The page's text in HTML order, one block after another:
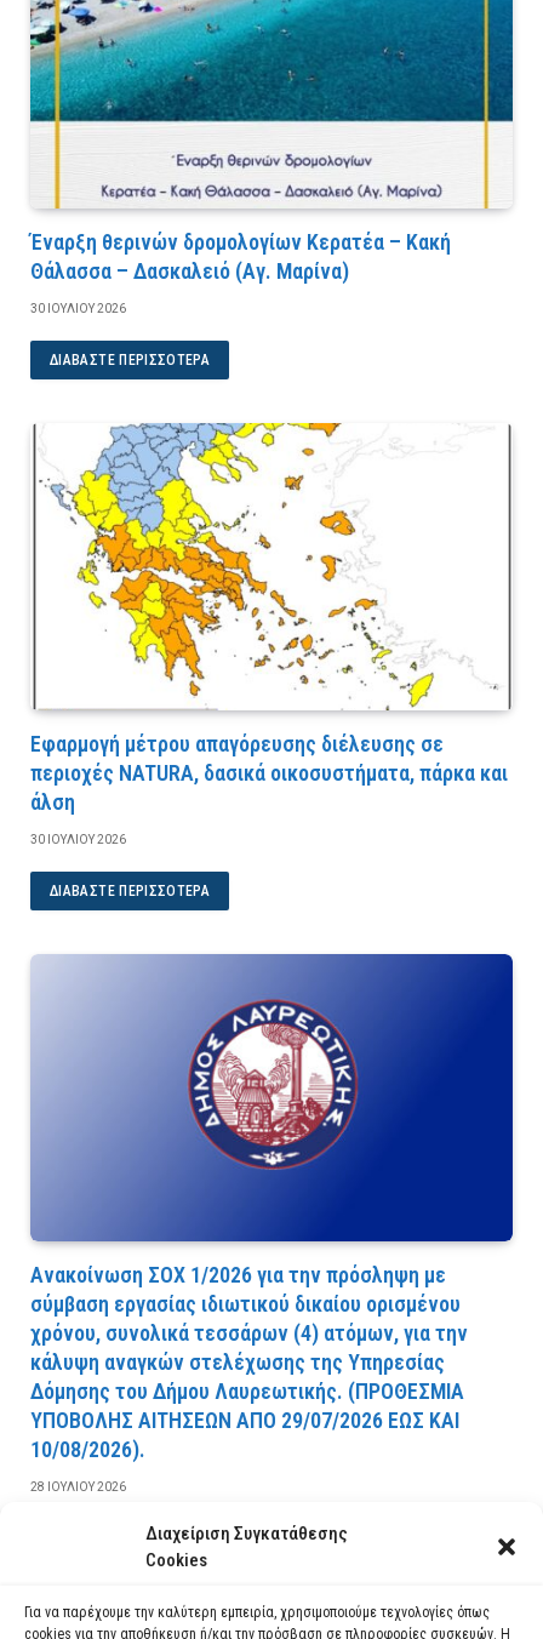
Διαχείριση Συγκατάθεσης
Cookies
Για να παρέχουμε την καλύτερη εμπειρία, χρησιμοποιούμε τεχνολογίες όπως
cookies για την αποθήκευση ή/και την πρόσβαση σε πληροφορίες συσκευών. Η
Έναρξη θερινών δρομολογίων Κερατέα – Κακή
Θάλασσα – Δασκαλειό (Αγ. Μαρίνα)
30 ΙΟΥΛΊΟΥ 2026
ΔΙΑΒΆΣΤΕ ΠΕΡΙΣΣΌΤΕΡΑ
Εφαρμογή μέτρου απαγόρευσης διέλευσης σε
περιοχές NATURA, δασικά οικοσυστήματα, πάρκα και
άλση
30 ΙΟΥΛΊΟΥ 2026
ΔΙΑΒΆΣΤΕ ΠΕΡΙΣΣΌΤΕΡΑ
Ανακοίνωση ΣΟΧ 1/2026 για την πρόσληψη με
σύμβαση εργασίας ιδιωτικού δικαίου ορισμένου
χρόνου, συνολικά τεσσάρων (4) ατόμων, για την
κάλυψη αναγκών στελέχωσης της Υπηρεσίας
Δόμησης του Δήμου Λαυρεωτικής. (ΠPOΘEΣMIA
YΠOBOΛHΣ AITHΣEΩN AΠO 29/07/2026 EΩΣ KAI
10/08/2026).
28 ΙΟΥΛΊΟΥ 2026
ΔΙΑΒΆΣΤΕ ΠΕΡΙΣΣΌΤΕΡΑ